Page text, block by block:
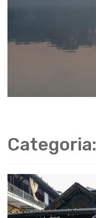
Categoria: